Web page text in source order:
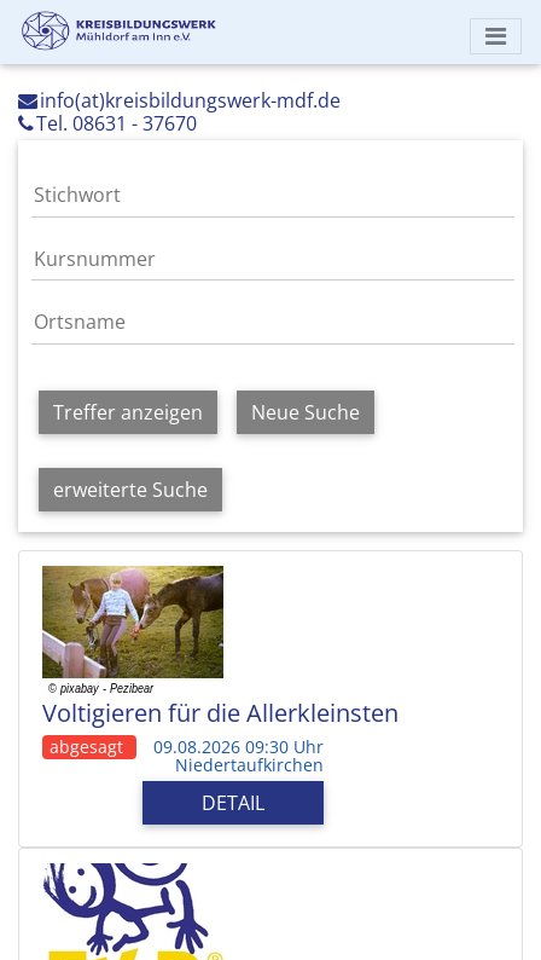
info(at)kreisbildungswerk-mdf.de
Tel. 08631 - 37670
Treffer anzeigen Neue Suche
erweiterte Suche
Voltigieren für die Allerkleinsten
abgesagt 09.08.2026 09:30 Uhr
Niedertaufkirchen
DETAIL